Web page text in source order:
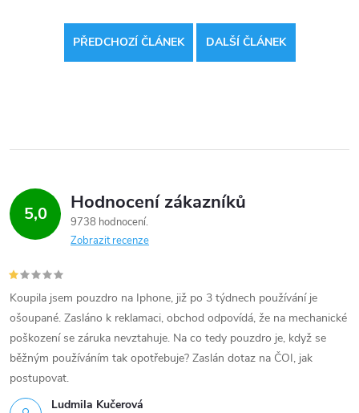
PŘEDCHOZÍ ČLÁNEK DALŠÍ ČLÁNEK
5,0 Hodnocení zákazníků
9738 hodnocení
Zobrazit recenze
Ludmila Kučerová
Koupila jsem pouzdro na Iphone, již po 3 týdnech používání je
ošoupané. Zasláno k reklamaci, obchod odpovídá, že na mechanické
poškození se záruka nevztahuje. Na co tedy pouzdro je, když se
běžným používáním tak opotřebuje? Zaslán dotaz na ČOI, jak
postupovat.